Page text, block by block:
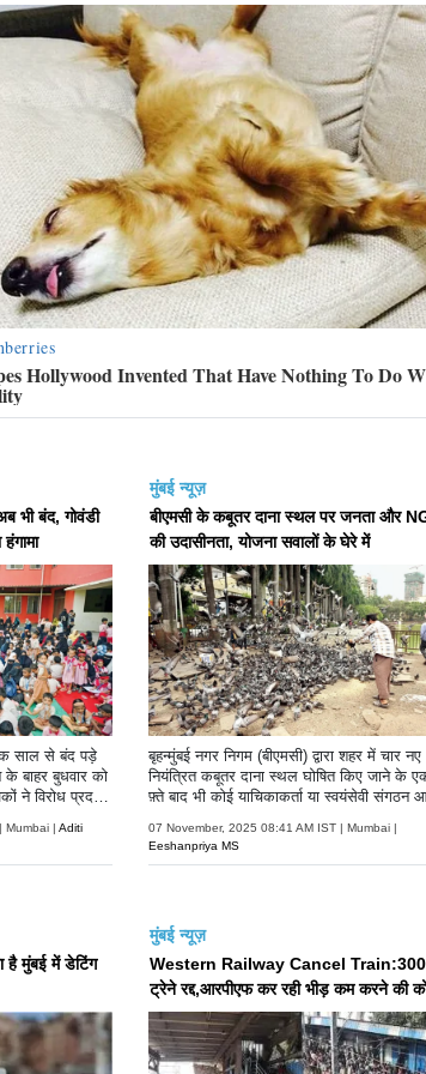
बंद, गोवंडी
साल से बंद पड़े
बाहर बुधवार को
ने विरोध प्रदर्शन
Mumbai | Aditi
मुंबई न्यूज़
बीएमसी के कबूतर दाना स्थल पर जनता और
की उदासीनता, योजना सवालों के घेरे में
बृहन्मुंबई नगर निगम (बीएमसी) द्वारा शहर में चार नए
नियंत्रित कबूतर दाना स्थल घोषित किए जाने के
फ़्ते बाद भी कोई याचिकाकर्ता या स्वयंसेवी संगठन
07 November, 2025 08:41 AM IST | Mumbai |
Eeshanpriya MS
है मुंबई में डेटिंग
मुंबई न्यूज़
Western Railway Cancel Train:300
ट्रेने रद्द,आरपीएफ कर रही भीड़ कम करने की